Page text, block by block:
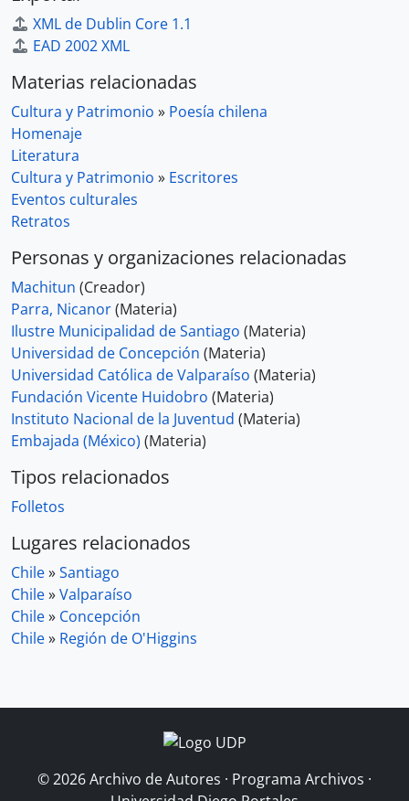
XML de Dublin Core 1.1
EAD 2002 XML
Materias relacionadas
Cultura y Patrimonio » Poesía chilena
Homenaje
Literatura
Cultura y Patrimonio » Escritores
Eventos culturales
Retratos
Personas y organizaciones relacionadas
Machitun (Creador)
Parra, Nicanor(Materia)
Ilustre Municipalidad de Santiago (Materia)
Universidad de Concepción (Materia)
Universidad Católica de Valparaíso (Materia)
Fundación Vicente Huidobro (Materia)
Instituto Nacional de la Juventud (Materia)
Embajada (México) (Materia)
Tipos relacionados
Folletos
Lugares relacionados
Chile»Santiago
Chile»Valparaíso
Chile» Concepción
Chile» Región de O'Higgins
© 2026 Archivo de Autores · Programa Archivos ·